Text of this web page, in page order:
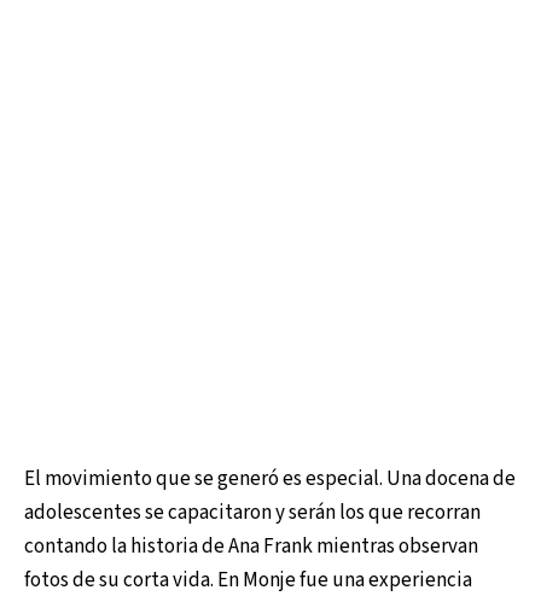
El movimiento que se generó es especial. Una docena de
adolescentes se capacitaron y serán los que recorran
contando la historia de Ana Frank mientras observan
fotos de su corta vida. En Monje fue una experiencia